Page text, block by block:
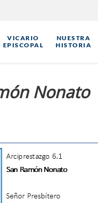
VICARIO
EPISCOPAL
NUESTRA
HISTORIA
Nonato